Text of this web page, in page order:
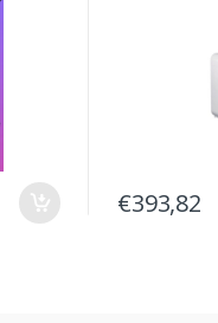
€393,82